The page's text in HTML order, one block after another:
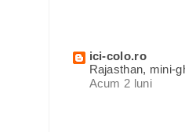
ici-colo.ro
Rajasthan, mini-
Acum 2 luni